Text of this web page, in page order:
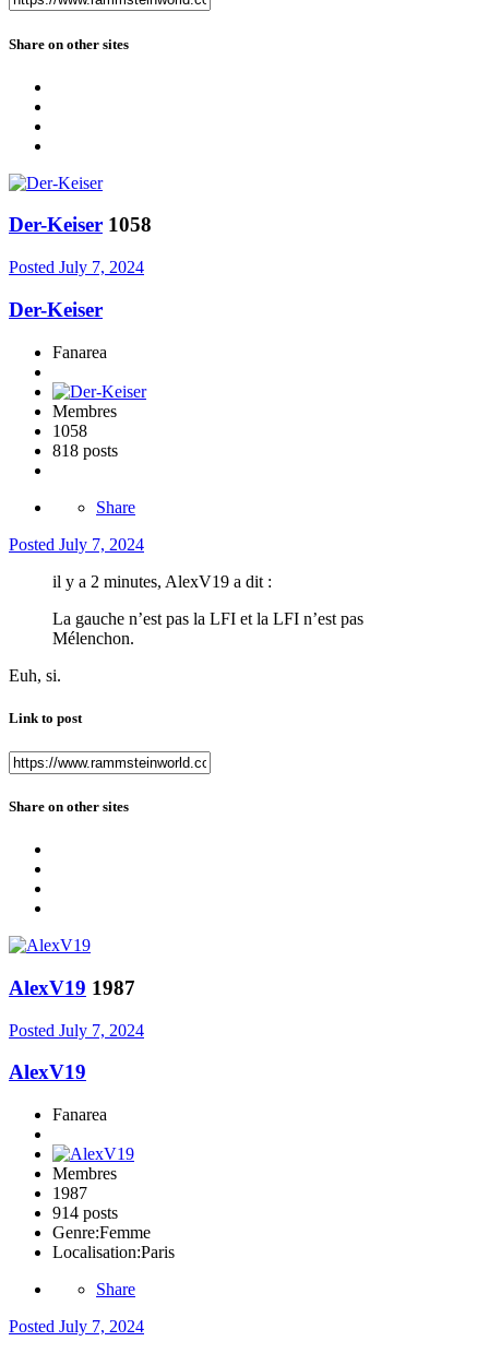
Share on other sites
Der-Keiser 1058
Posted July 7, 2024
Der-Keiser
Fanarea
Membres
1058
818 posts
Share
Posted July 7, 2024
il y a 2 minutes, AlexV19 a dit :
La gauche n’est pas la LFI et la LFI n’est pas
Mélenchon.
Euh, si.
Link to post
Share on other sites
AlexV19 1987
Posted July 7, 2024
AlexV19
Fanarea
Membres
1987
914 posts
Genre:Femme
Localisation:Paris
Share
Posted July 7, 2024